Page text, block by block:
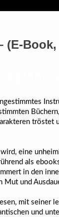
(E-Book,
eine
als
in den
und
mit seiner
und